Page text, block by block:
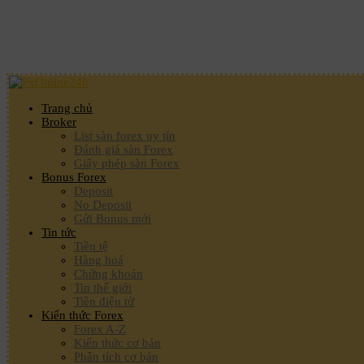
Trang chủ
Broker
List sàn forex uy tín
Đánh giá sàn Forex
Giấy phép sàn Forex
Bonus Forex
Deposit
No Deposit
Gửi Bonus mới
Tin tức
Tiền tệ
Hàng hoá
Chứng khoán
Tin thế giới
Tiền điện tử
Kiến thức Forex
Forex A-Z
Kiến thức cơ bản
Phân tích cơ bản